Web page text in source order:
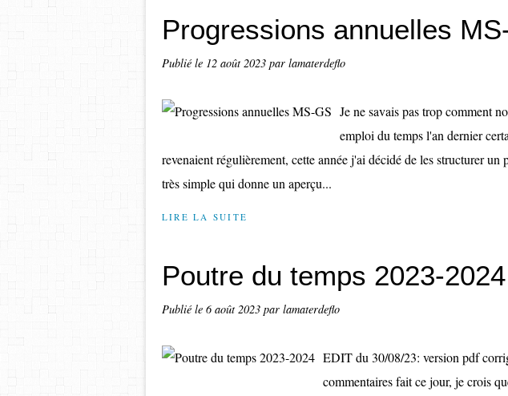
Progressions annuelles
Publié le 12 août 2023 par lamaterdeflo
Je ne savais pas trop comment
emploi du temps l'an dernier
revenaient régulièrement, cette année j'ai décidé de les structurer un
très simple qui donne un aperçu...
LIRE LA SUITE
Poutre du temps 2023-2024
Publié le 6 août 2023 par lamaterdeflo
EDIT du 30/08/23: version pdf
commentaires fait ce jour, je crois